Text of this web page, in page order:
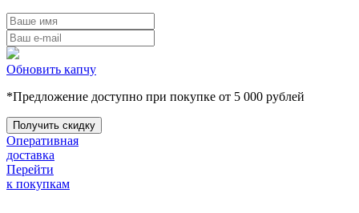
Обновить капчу
*Предложение доступно при покупке от 5 000 рублей
Оперативная
доставка
Перейти
к покупкам